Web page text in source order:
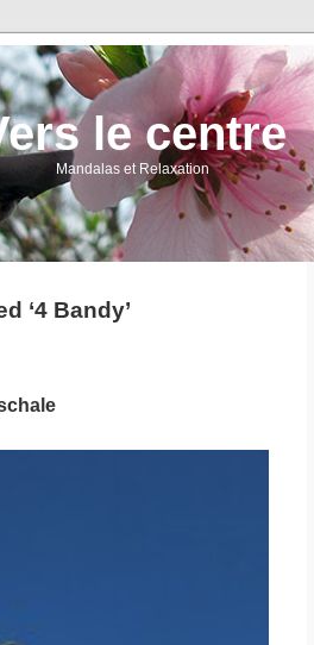
le centre
Mandalas et Relaxation
‘4 Bandy’